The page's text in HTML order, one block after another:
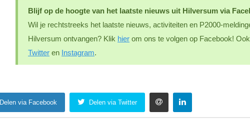
Blijf op de hoogte van het laatste nieuws uit Hilversum via
Wil je rechtstreeks het laatste nieuws, activiteiten en P2000-
Hilversum ontvangen? Klik hier om ons te volgen op Facebook!
Twitter en Instagram.
Delen via Facebook Delen via Twitter